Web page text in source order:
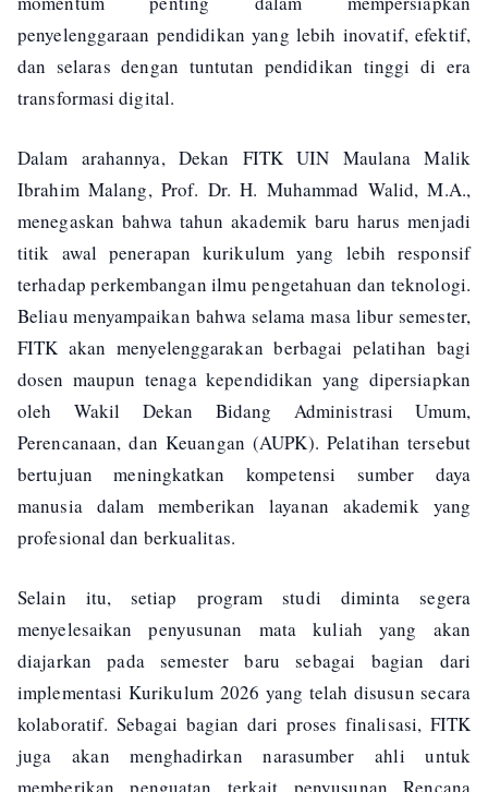
penyelenggaraan pendidikan yang lebih inovatif, efektif,
dan selaras dengan tuntutan pendidikan tinggi di era
transformasi digital.
Dalam arahannya, Dekan FITK UIN Maulana Malik
Ibrahim Malang, Prof. Dr. H. Muhammad Walid, M.A.,
menegaskan bahwa tahun akademik baru harus menjadi
titik awal penerapan kurikulum yang lebih responsif
terhadap perkembangan ilmu pengetahuan dan teknologi.
Beliau menyampaikan bahwa selama masa libur semester,
FITK akan menyelenggarakan berbagai pelatihan bagi
dosen maupun tenaga kependidikan yang dipersiapkan
oleh Wakil Dekan Bidang Administrasi Umum,
Perencanaan, dan Keuangan (AUPK). Pelatihan tersebut
bertujuan meningkatkan kompetensi sumber daya
manusia dalam memberikan layanan akademik yang
profesional dan berkualitas.
Selain itu, setiap program studi diminta segera
menyelesaikan penyusunan mata kuliah yang akan
diajarkan pada semester baru sebagai bagian dari
implementasi Kurikulum 2026 yang telah disusun secara
kolaboratif. Sebagai bagian dari proses finalisasi, FITK
juga akan menghadirkan narasumber ahli untuk